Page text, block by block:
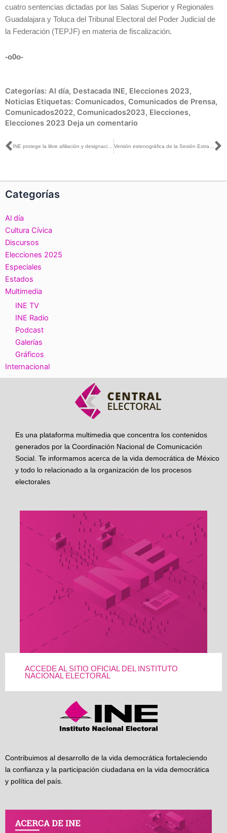
cuatro sentencias dictadas por las Salas Superior y Regionales
Guadalajara y Toluca del Tribunal Electoral del Poder Judicial de
la Federación (TEPJF) en materia de fiscalización.
-o0o-
Categorías: Al día, Destacada INE, Elecciones 2023,
Noticias Etiquetas: Comunicados, Comunicados de Prensa,
Comunicados2022, Comunicados2023, Elecciones,
Elecciones 2023 Deja un comentario
Ant INE protege la libre afiliación y designación como representantes de partidos políticos ante Mesas Directivas de Casilla Versión estenográfica de la Sesión Extraordinaria del Consejo General, 19 de octubre de 2022
Categorías
Al día
Cultura Cívica
Discursos
Elecciones 2025
Especiales
Estados
Multimedia
INE TV
INE Radio
Podcast
Galerías
Gráficos
Internacional
Es una plataforma multimedia que concentra los contenidos
generados por la Coordinación Nacional de Comunicación
Social. Te informamos acerca de la vida democrática de México
y todo lo relacionado a la organización de los procesos
electorales
ACCEDE AL SITIO OFICIAL DEL INSTITUTO
NACIONAL ELECTORAL
Contribuimos al desarrollo de la vida democrática fortaleciendo
la confianza y la participación ciudadana en la vida democrática
y política del país.